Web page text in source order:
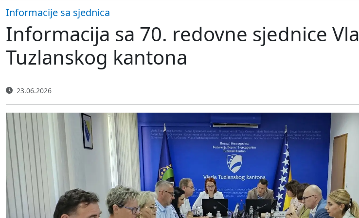
Informacije sa sjednica
Informacija sa 70. redovne sjednice
Tuzlanskog kantona
23.06.2026